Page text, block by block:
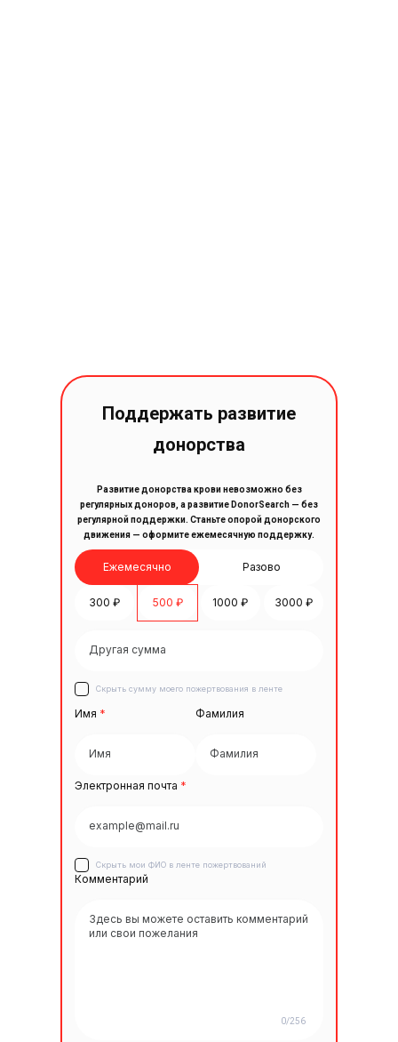
Поддержать развитие
донорства
Развитие донорства крови невозможно без
регулярных доноров, а развитие DonorSearch — без
регулярной поддержки. Станьте опорой донорского
движения — оформите ежемесячную поддержку.
Ежемесячно Разово
300 ₽ 500 ₽ 1000 ₽ 3000 ₽
Скрыть сумму моего пожертвования в ленте
Имя * Фамилия
Электронная почта *
Скрыть мои ФИО в ленте пожертвований
Комментарий
0/256